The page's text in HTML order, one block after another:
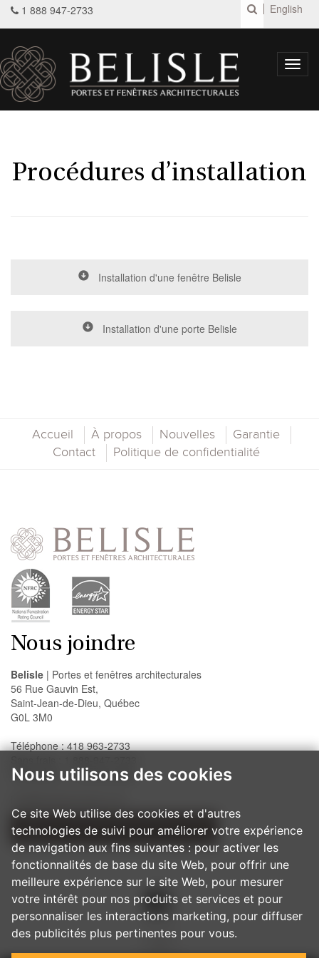
Nous utilisons des cookies
Ce site Web utilise des cookies et d'autres
technologies de suivi pour améliorer votre expérience
de navigation aux fins suivantes : pour activer les
fonctionnalités de base du site Web, pour offrir une
meilleure expérience sur le site Web, pour mesurer
votre intérêt pour nos produits et services et pour
personnaliser les interactions marketing, pour diffuser
des publicités plus pertinentes pour vous.
1 888 947-2733 English
Procédures d’installation
Installation d'une fenêtre Belisle
Installation d'une porte Belisle
Accueil À propos Nouvelles
Garantie
Contact
Politique de confidentialité
Nous joindre
Belisle | Portes et fenêtres architecturales
56 Rue Gauvin Est,
Saint-Jean-de-Dieu, Québec
G0L 3M0
Téléphone : 418 963-2733
Télécopieur : 418 963-2200
NOS PROCÉDURES D'INSTALLATION